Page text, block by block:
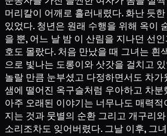
머리칼이 어깨로 흘러내렸다. 화난 듯
있었다. 청년은 원래 수행을 위해 옥이
을 뿐, 어느 날 밤 이 산림을 지나던 선
호도 몰랐다. 처음 만났을 때 그녀는 흰
으로 빛나는 도롱이와 삿갓을 걸치고
놀랄 만큼 눈부셨고 다정하면서도 차가
샘에 떨어진 옥구슬처럼 우아하고 차분
아주 오래된 이야기는 너무나도 매력
지는 것과 뭇별의 순환 그리고 개구리
소리조차도 잊어버렸다. 그날 이후, 그